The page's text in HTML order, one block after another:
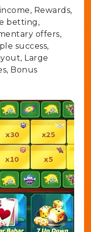
Rewards,
betting,
offers,
success,
Large
Bonus